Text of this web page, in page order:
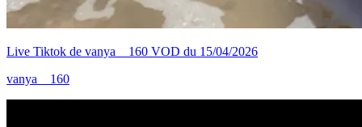
Live Tiktok de vanya__160 VOD du 15/04/2026
vanya__160